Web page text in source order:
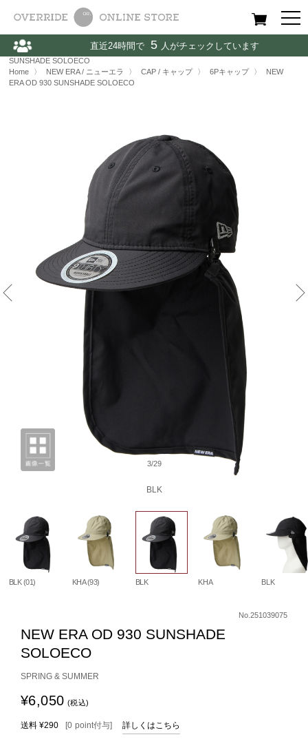
All Women Men
Home NEW ERA / ニューエラ 〉 CAP / キャップ 〉
NEW ERA OD 930
SUNSHADE SOLOECO
Home
〉 NEW ERA / ニューエラ 〉 CAP / キャップ 〉 6Pキャップ 〉
NEW
ERA OD 930 SUNSHADE SOLOECO
3/29
BLK
BLK (01) KHA (93) BLK KHA BLK
No.251039075
NEW ERA OD 930 SUNSHADE
SOLOECO
SPRING & SUMMER
¥6,050 (税込)
送料 ¥290 [0 point付与] 詳しくはこちら
直近24時間で 5 人がチェックしています